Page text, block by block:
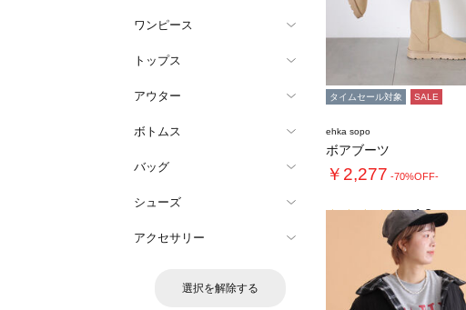
ワンピース
トップス
アウター
ボトムス
バッグ
シューズ
アクセサリー
選択を解除する
タイムセール対象 SALE
ehka sopo
ボアブーツ
￥2,277 -70%OFF-
4.8（6）